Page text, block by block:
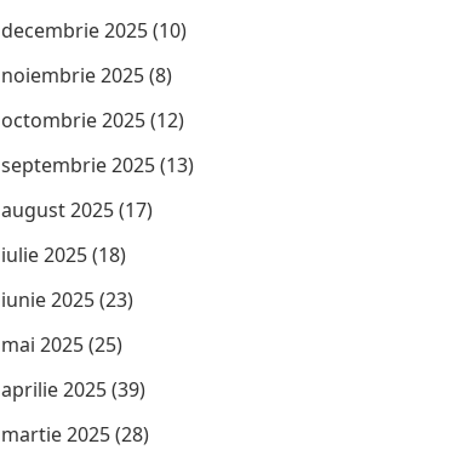
decembrie 2025(10)
noiembrie 2025(8)
octombrie 2025(12)
septembrie 2025(13)
august 2025(17)
iulie 2025(18)
iunie 2025(23)
mai 2025(25)
aprilie 2025(39)
martie 2025(28)